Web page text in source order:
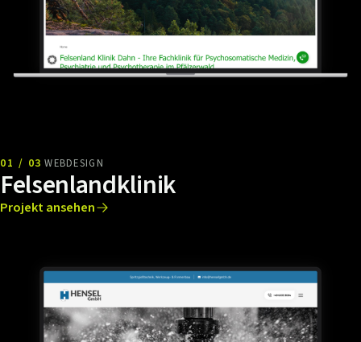
01 / 03 WEBDESIGN
Felsenlandklinik
Projekt ansehen